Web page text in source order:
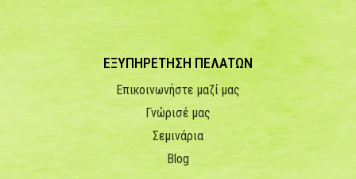
ΕΞΥΠΗΡΕΤΗΣΗ ΠΕΛΑΤΩΝ
Επικοινωνήστε μαζί μας
Γνώρισέ μας
Σεμινάρια
Blog